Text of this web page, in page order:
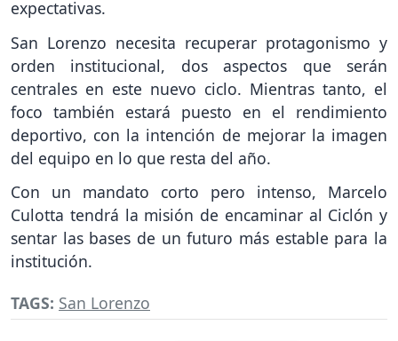
expectativas.
San Lorenzo necesita recuperar protagonismo y
orden institucional, dos aspectos que serán
centrales en este nuevo ciclo. Mientras tanto, el
foco también estará puesto en el rendimiento
deportivo, con la intención de mejorar la imagen
del equipo en lo que resta del año.
Con un mandato corto pero intenso, Marcelo
Culotta tendrá la misión de encaminar al Ciclón y
sentar las bases de un futuro más estable para la
institución.
TAGS: San Lorenzo